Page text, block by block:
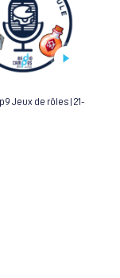
Jeux de rôles | 21-